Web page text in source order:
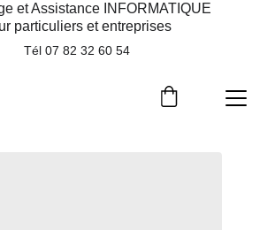
et Assistance INFORMATIQUE
particuliers et entreprises
Tél 07 82 32 60 54